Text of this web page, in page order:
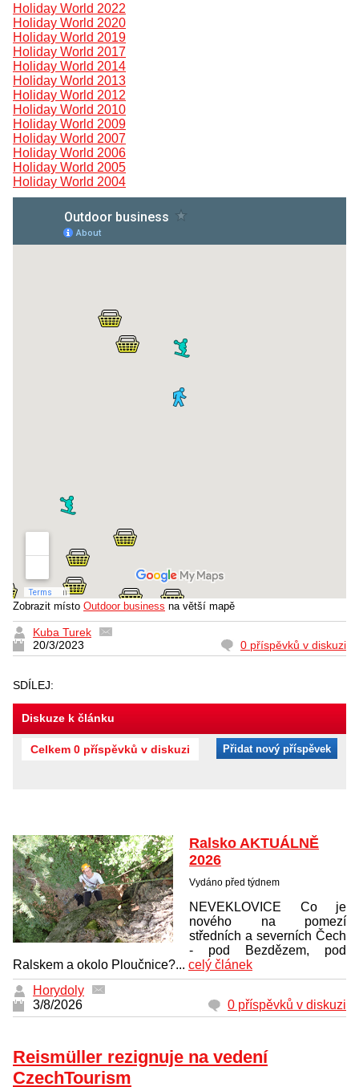
Holiday World 2022
Holiday World 2020
Holiday World 2019
Holiday World 2017
Holiday World 2014
Holiday World 2013
Holiday World 2012
Holiday World 2010
Holiday World 2009
Holiday World 2007
Holiday World 2006
Holiday World 2005
Holiday World 2004
Zobrazit místo Outdoor business na větší mapě
Kuba Turek
20/3/2023
0 příspěvků v diskuzi
SDÍLEJ:
Diskuze k článku
Celkem 0 příspěvků v diskuzi Přidat nový příspěvek
Ralsko AKTUÁLNĚ
2026
Vydáno před týdnem
NEVEKLOVICE Co je
nového na pomezí
středních a severních Čech
- pod Bezdězem, pod
Ralskem a okolo Ploučnice?... celý článek
Horydoly
3/8/2026
0 příspěvků v diskuzi
Reismüller rezignuje na vedení
CzechTourism